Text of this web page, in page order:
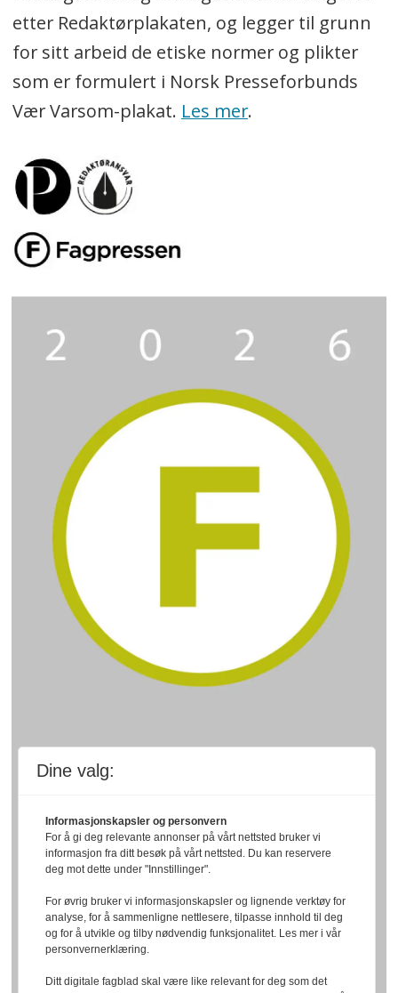
etter Redaktørplakaten, og legger til grunn
for sitt arbeid de etiske normer og plikter
som er formulert i Norsk Presseforbunds
Vær Varsom-plakat. Les mer.
Dine valg:
Informasjonskapsler og personvern
For å gi deg relevante annonser på vårt nettsted bruker vi
informasjon fra ditt besøk på vårt nettsted. Du kan reservere
deg mot dette under "Innstillinger".
For øvrig bruker vi informasjonskapsler og lignende verktøy for
analyse, for å sammenligne nettlesere, tilpasse innhold til deg
og for å utvikle og tilby nødvendig funksjonalitet. Les mer i vår
personvernerklæring.
Ditt digitale fagblad skal være like relevant for deg som det